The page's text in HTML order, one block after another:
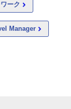
ーク
Manager